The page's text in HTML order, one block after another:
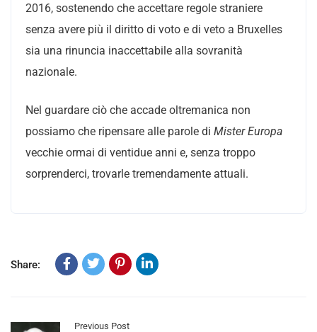
2016, sostenendo che accettare regole straniere
senza avere più il diritto di voto e di veto a Bruxelles
sia una rinuncia inaccettabile alla sovranità
nazionale.
Nel guardare ciò che accade oltremanica non
possiamo che ripensare alle parole di Mister Europa
vecchie ormai di ventidue anni e, senza troppo
sorprenderci, trovarle tremendamente attuali.
Share:
Previous Post